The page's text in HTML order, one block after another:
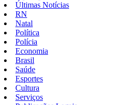
Últimas Notícias
RN
Natal
Política
Polícia
Economia
Brasil
Saúde
Esportes
Cultura
Serviços